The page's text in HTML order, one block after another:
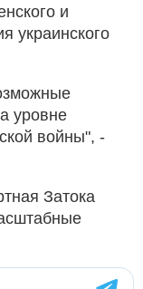
и
украинского
уровне
войны", -
Затока